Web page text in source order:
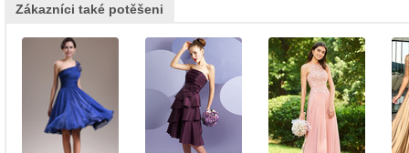
Zákazníci také potěšeni